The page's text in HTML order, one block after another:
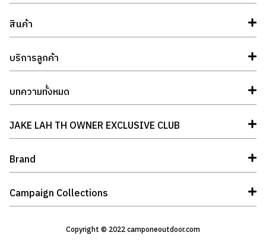
สินค้า
บริการลูกค้า
บทความทั้งหมด
JAKE LAH TH OWNER EXCLUSIVE CLUB
Brand
Campaign Collections
Copyright © 2022 camponeoutdoor.com